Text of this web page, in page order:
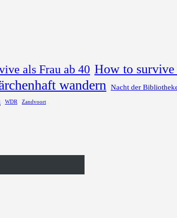
als Frau ab 40 How to survive
wandern Nacht der
WDR Zandvoort